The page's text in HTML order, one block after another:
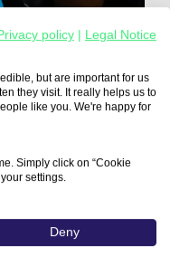
zur Video
in IHK
policy
Legal Notice
but are important for us
they visit. It really helps us to
like you. We're happy for
Simply click on “Cookie
settings.
Deny